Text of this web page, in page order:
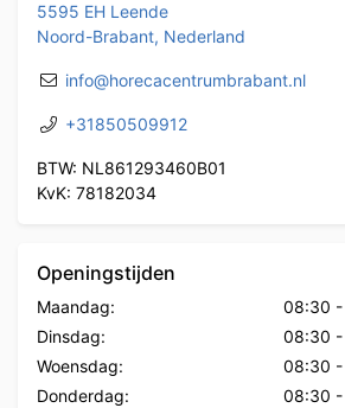
5595 EH Leende
Noord-Brabant, Nederland
info@horecacentrumbrabant.nl
+31850509912
BTW: NL861293460B01
KvK: 78182034
Openingstijden
Maandag: 08:30 -
Dinsdag:
08:30 -
Woensdag:
08:30 -
Donderdag:
08:30 -